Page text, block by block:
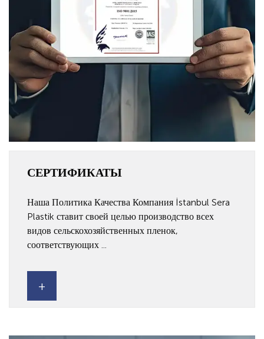
СЕРТИФИКАТЫ
Наша Политика Качества Компания İstanbul Sera
Plastik ставит своей целью производство всех
видов сельскохозяйственных пленок,
соответствующих ...
+